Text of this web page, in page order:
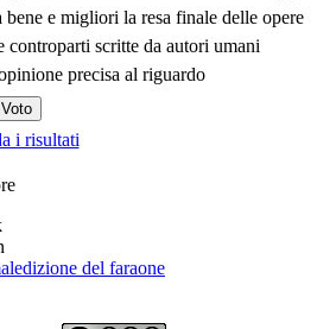
e migliori la resa finale delle opere
scritte da autori umani
precisa al riguardo
i risultati
del faraone